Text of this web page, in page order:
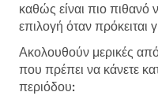
καθώς είναι πιο πιθανό
επιλογή όταν πρόκειται
Ακολουθούν μερικές από
που πρέπει να κάνετε
περιόδου: